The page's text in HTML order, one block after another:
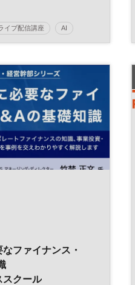
イブ配信講座 AI
イノベーション
営戦略 人材戦略
日経ビジネススクール
BtoBマーケティング
ファイナンス・
スクール